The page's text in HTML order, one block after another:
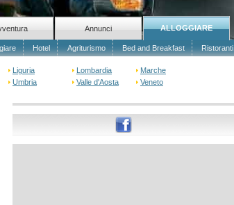
Annunci ALLOGGIARE
Hotel Agriturismo Bed and Breakfast
Ristoranti
Liguria Lombardia
Marche
Umbria Valle d'Aosta
Veneto